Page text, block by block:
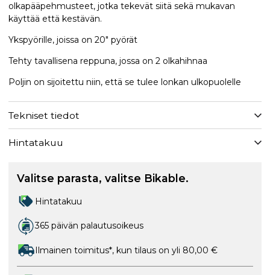
olkapääpehmusteet, jotka tekevät siitä sekä mukavan
käyttää että kestävän.
Ykspyörille, joissa on 20" pyörät
Tehty tavallisena reppuna, jossa on 2 olkahihnaa
Poljin on sijoitettu niin, että se tulee lonkan ulkopuolelle
Tekniset tiedot
Hintatakuu
Valitse parasta, valitse Bikable.
Hintatakuu
365 päivän palautusoikeus
Ilmainen toimitus*, kun tilaus on yli 80,00 €